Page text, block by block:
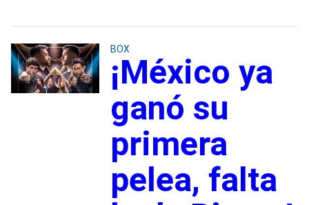
BOX
¡México ya
ganó su
primera
pelea, falta